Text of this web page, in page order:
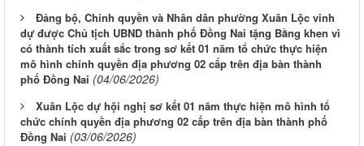
Đảng bộ, Chính quyền và Nhân dân phường Xuân Lộc vinh
dự được Chủ tịch UBND thành phố Đồng Nai tặng Bằng khen vì
có thành tích xuất sắc trong sơ kết 01 năm tổ chức thực hiện
mô hình chính quyền địa phương 02 cấp trên địa bàn thành
phố Đồng Nai (04/06/2026)
Xuân Lộc dự hội nghị sơ kết 01 năm thực hiện mô hình tổ
chức chính quyền địa phương 02 cấp trên địa bàn thành phố
Đồng Nai (03/06/2026)